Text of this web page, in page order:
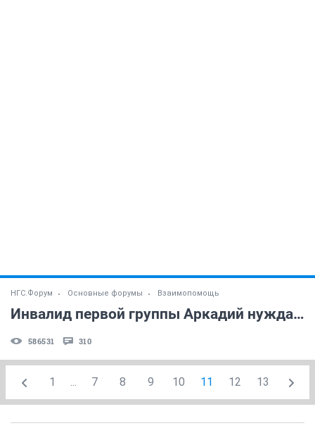
НГС.Форум Основные форумы Взаимопомощь
Инвалид первой группы Аркадий нуждается в финансовой помощи!
586531 310
1 ... 7 8 9 10 11 12 13